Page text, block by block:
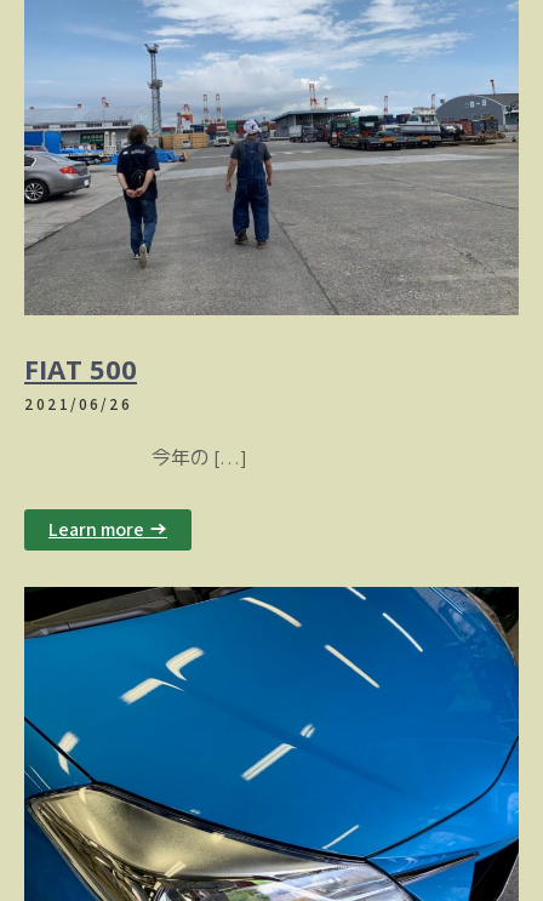
FIAT 500
2021/06/26
今年の […]
Learn more →